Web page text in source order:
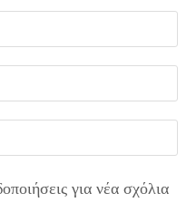
για νέα σχόλια